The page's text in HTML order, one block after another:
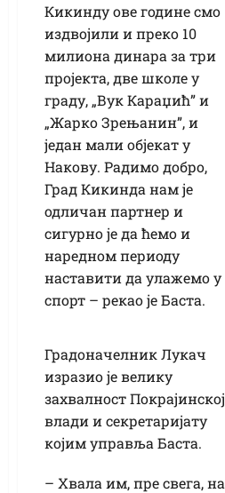
Кикинду ове године смо
издвојили и преко 10
милиона динара за три
пројекта, две школе у
граду, „Вук Караџић” и
„Жарко Зрењанин”, и
један мали објекат у
Накову. Радимо добро,
Град Кикинда нам је
одличан партнер и
сигурно је да ћемо и
наредном периоду
наставити да улажемо у
спорт – рекао је Баста.
Градоначелник Лукач
изразио је велику
захвалност Покрајинској
влади и секретаријату
којим управља Баста.
– Хвала им, пре свега, на